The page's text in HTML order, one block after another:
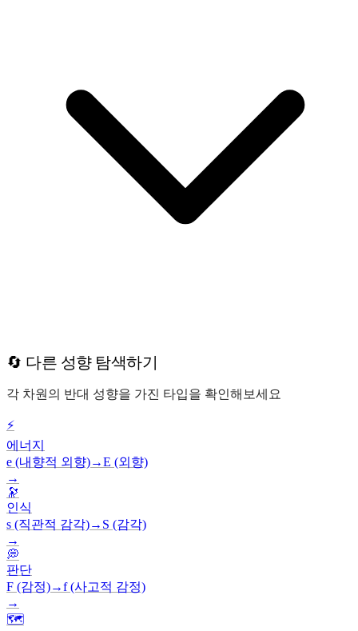
🔄 다른 성향 탐색하기
각 차원의 반대 성향을 가진 타입을 확인해보세요
⚡
에너지
e (내향적 외향)→E (외향)
→
🔭
인식
s (직관적 감각)→ S (감각)
→
💭
판단
F (감정)→f (사고적 감정)
→
🗺️